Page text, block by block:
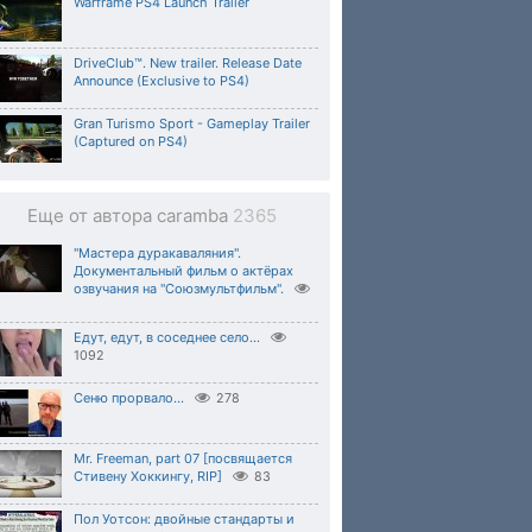
DriveClub™. New trailer. Release Date
Announce (Exclusive to PS4)
Gran Turismo Sport - Gameplay Trailer
(Captured on PS4)
Еще от автора caramba 2365
"Мастера дуракаваляния".
Документальный фильм о актёрах
озвучания на "Союзмультфильм".
Едут, едут, в соседнее село...
1092
Сеню прорвало... 278
Mr. Freeman, part 07 [посвящается
Стивену Хоккингу, RIP]
83
Пол Уотсон: двойные стандарты и